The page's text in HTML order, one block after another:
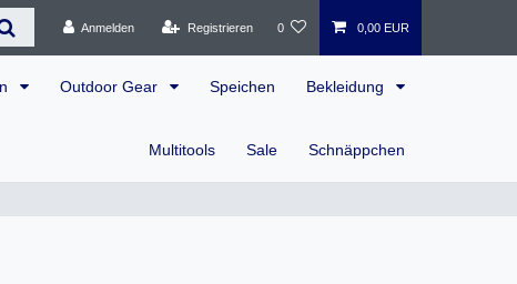
Anmelden Registrieren 0 0,00 EUR
Outdoor Gear Speichen Bekleidung
Multitools Sale Schnäppchen